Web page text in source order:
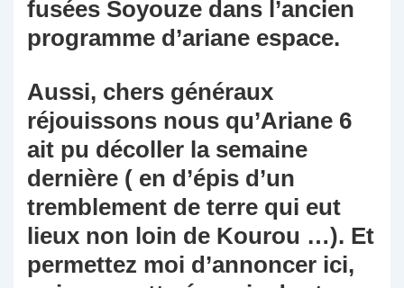
fusées Soyouze dans l’ancien
programme d’ariane espace.
Aussi, chers généraux
réjouissons nous qu’Ariane 6
ait pu décoller la semaine
dernière ( en d’épis d’un
tremblement de terre qui eut
lieux non loin de Kourou …). Et
permettez moi d’annoncer ici,